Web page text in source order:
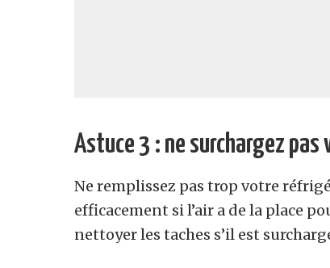
Astuce 3 : ne surchargez
Ne remplissez pas trop votre
efficacement si l’air a de la place
nettoyer les taches s’il est